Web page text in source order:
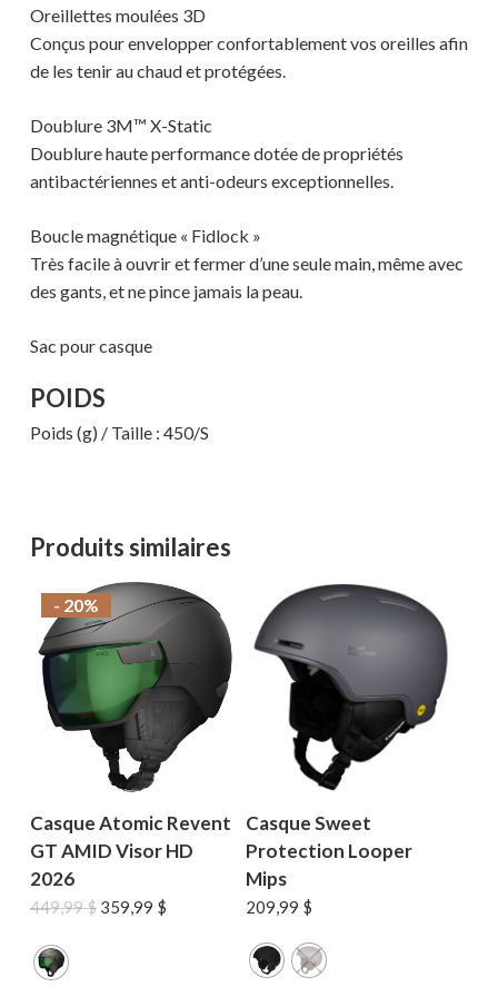
Votre panier est vide.
MAGASINER EN LIGNE
Oreillettes moulées 3D
Conçus pour envelopper confortablement vos oreilles afin
de les tenir au chaud et protégées.
Doublure 3M™ X-Static
Doublure haute performance dotée de propriétés
antibactériennes et anti-odeurs exceptionnelles.
Boucle magnétique « Fidlock »
Très facile à ouvrir et fermer d’une seule main, même avec
des gants, et ne pince jamais la peau.
Sac pour casque
POIDS
Poids (g) / Taille : 450/S
Produits similaires
- 20%
Casque Atomic Revent
GT AMID Visor HD
2026
449,99$ Le
359,99 $Le
Casque Sweet
Protection Looper
Mips
209,99 $